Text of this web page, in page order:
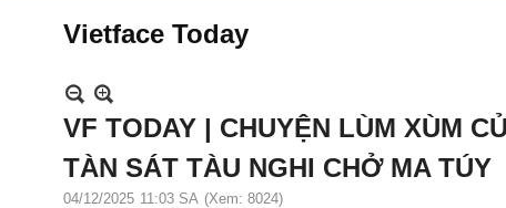
Vietface Today
VF TODAY | CHUYỆN LÙM XÙM
TÀN SÁT TÀU NGHI CHỞ MA TÚY
04/12/2025 11:03 SA (Xem: 8024)